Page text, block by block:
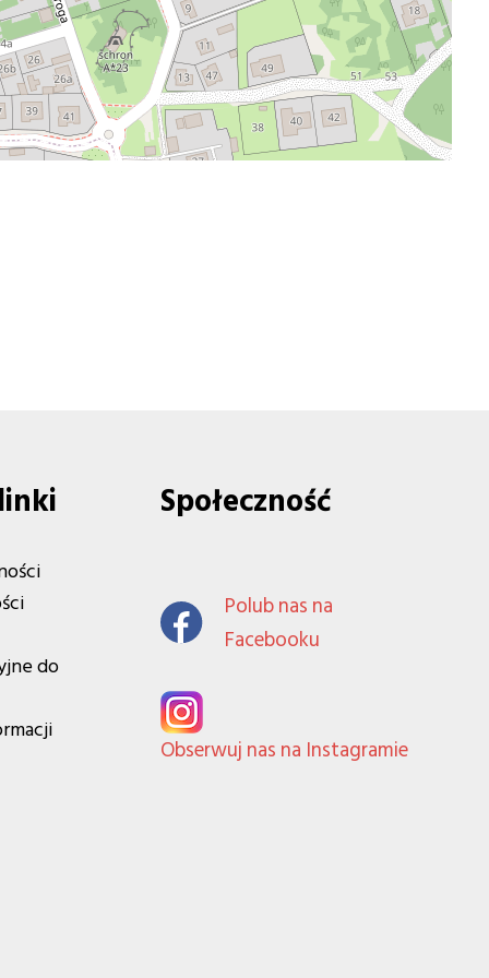
do
Społeczność
Polub nas na
Facebooku
Obserwuj nas na Instagramie